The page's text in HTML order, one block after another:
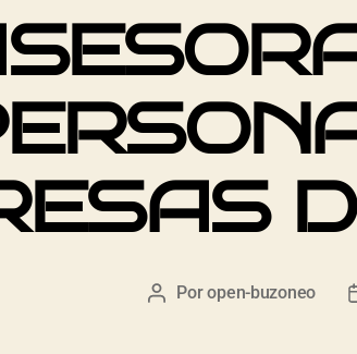
Poropen-buzoneo